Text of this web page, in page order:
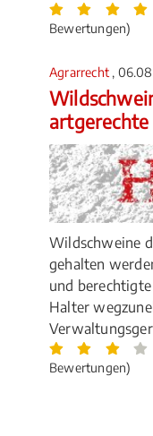
Bewertungen)
Agrarrecht ,
Wildschweine
gehalten
und
Halter
Bewertungen)